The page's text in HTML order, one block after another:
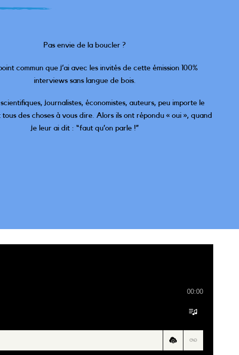
Pas envie de la boucler ?
commun que j’ai avec les invités de cette émission 100%
interviews sans langue de bois.
journalistes, économistes, auteurs, peu importe le
tous des choses à vous dire. Alors ils ont répondu « oui », quand
je leur ai dit : “faut qu’on parle !”
00:00